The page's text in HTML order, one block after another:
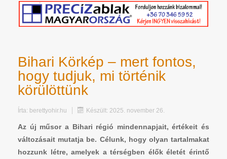
Bihari Körkép – mert fontos,
hogy tudjuk, mi történik
körülöttünk
Írta: berettyohir.hu Készült: 2025. november 26.
Az új műsor a Bihari régió mindennapjait, értékeit és
változásait mutatja be. Célunk, hogy olyan tartalmakat
hozzunk létre, amelyek a térségben élők életét érintő